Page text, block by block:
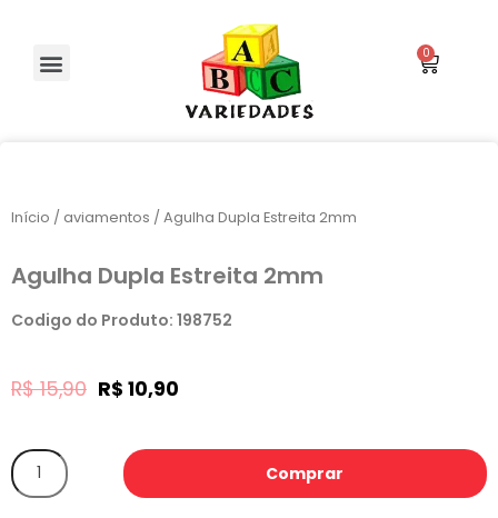
Início / aviamentos / Agulha Dupla Estreita 2mm
Agulha Dupla Estreita 2mm
Codigo do Produto: 198752
R$15,90 R$ 10,90
Comprar